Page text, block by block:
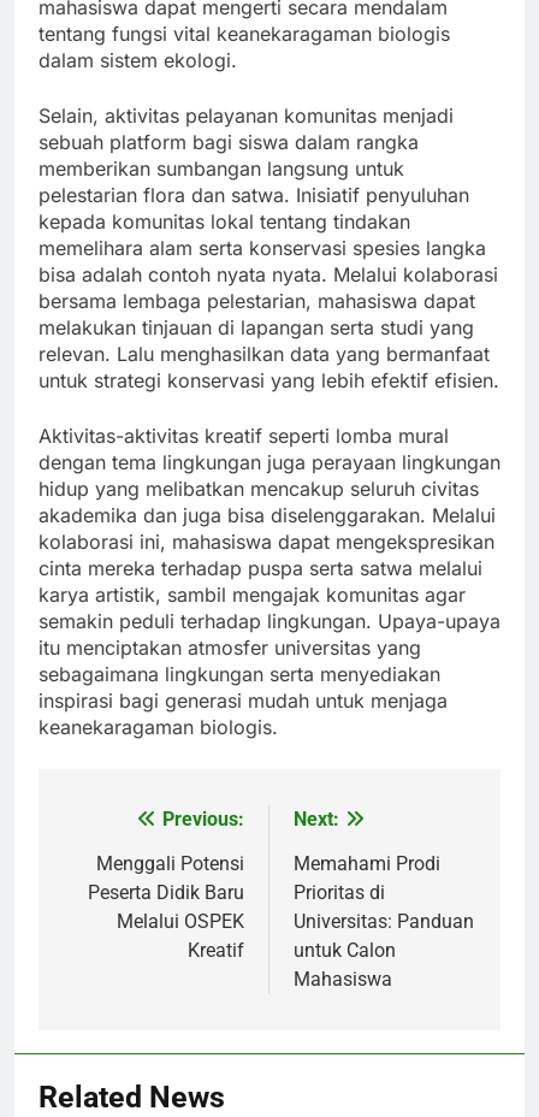
mahasiswa dapat mengerti secara mendalam
tentang fungsi vital keanekaragaman biologis
dalam sistem ekologi.
Selain, aktivitas pelayanan komunitas menjadi
sebuah platform bagi siswa dalam rangka
memberikan sumbangan langsung untuk
pelestarian flora dan satwa. Inisiatif penyuluhan
kepada komunitas lokal tentang tindakan
memelihara alam serta konservasi spesies langka
bisa adalah contoh nyata nyata. Melalui kolaborasi
bersama lembaga pelestarian, mahasiswa dapat
melakukan tinjauan di lapangan serta studi yang
relevan. Lalu menghasilkan data yang bermanfaat
untuk strategi konservasi yang lebih efektif efisien.
Aktivitas-aktivitas kreatif seperti lomba mural
dengan tema lingkungan juga perayaan lingkungan
hidup yang melibatkan mencakup seluruh civitas
akademika dan juga bisa diselenggarakan. Melalui
kolaborasi ini, mahasiswa dapat mengekspresikan
cinta mereka terhadap puspa serta satwa melalui
karya artistik, sambil mengajak komunitas agar
semakin peduli terhadap lingkungan. Upaya-upaya
itu menciptakan atmosfer universitas yang
sebagaimana lingkungan serta menyediakan
inspirasi bagi generasi mudah untuk menjaga
keanekaragaman biologis.
navigation
Previous:
Menggali Potensi
Peserta Didik Baru
Melalui OSPEK
Kreatif
Next:
Memahami Prodi
Prioritas di
Universitas: Panduan
untuk Calon
Mahasiswa
Related News